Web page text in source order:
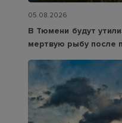
05.08.2026
В Тюмени будут
мертвую рыбу после